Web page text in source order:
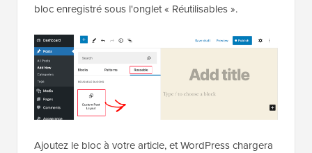
bloc enregistré sous l'onglet « Réutilisables ».
Ajoutez le bloc à votre article, et WordPress chargera